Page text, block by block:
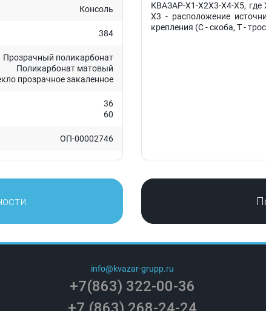
Консоль
384
Прозрачный поликарбонат
Поликарбонат матовый
прозрачное закаленное
36
60
ОП-00002746
КВАЗАР-X1-X2X3-X4-X5,
X3 - расположение
крепления (С - скоба, Т -
info@kvazar-grupp.ru
+7(863) 322-00-36